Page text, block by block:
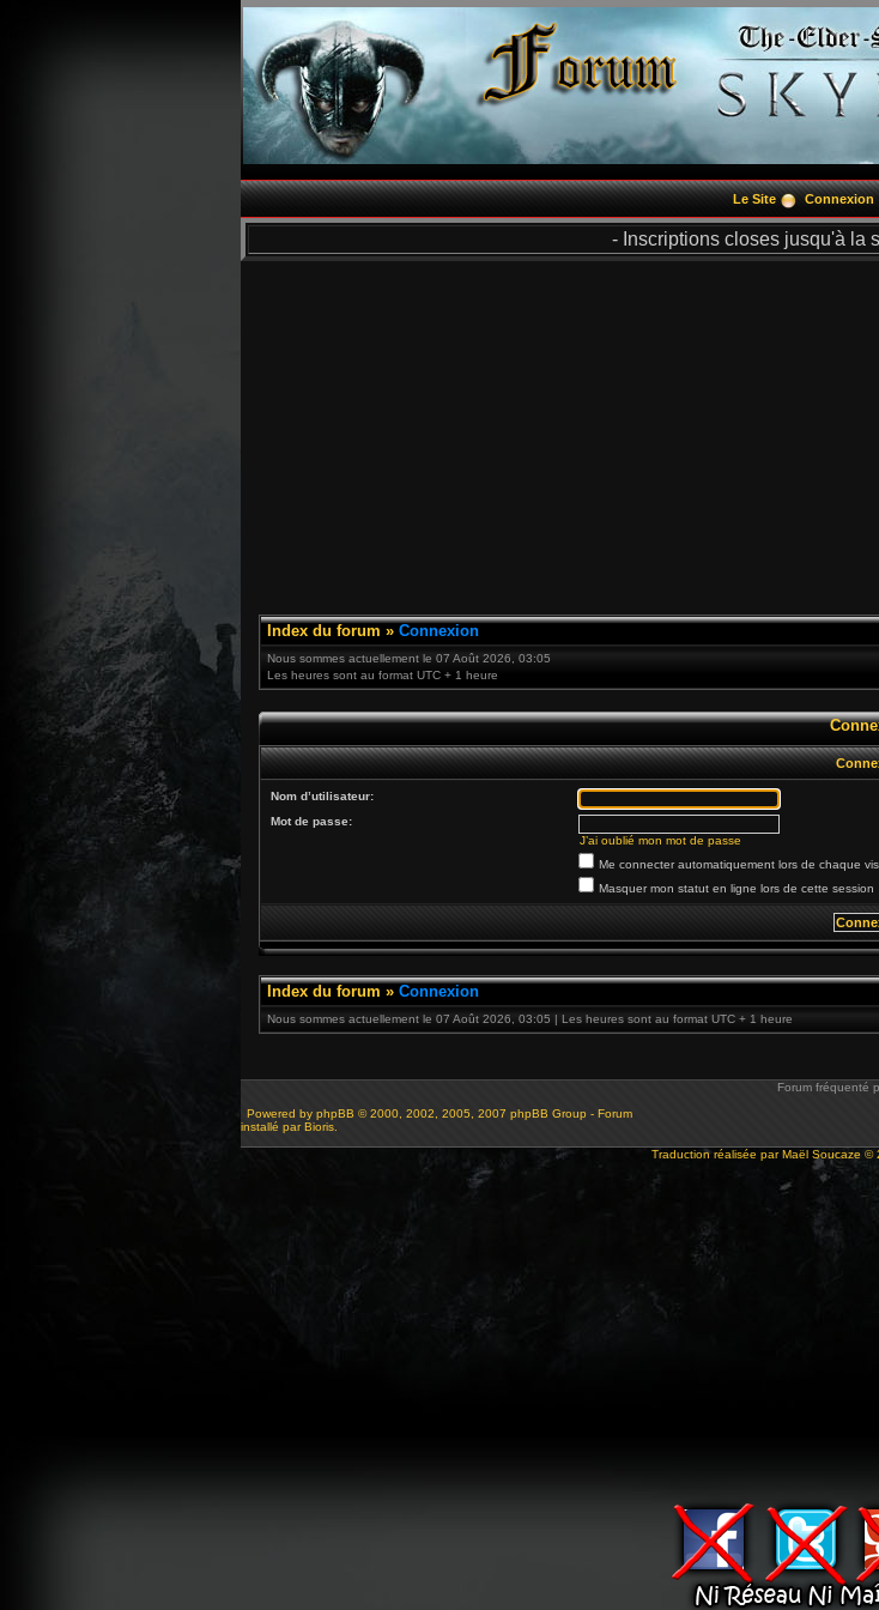
Le Site Connexion
- Inscriptions closes jusqu'à la
Index du forum » Connexion
Nous sommes actuellement le 07 Août 2026, 03:05
Les heures sont au format UTC + 1 heure
Nom d’utilisateur:
Mot de passe:
J’ai oublié mon mot de passe
Me connecter automatiquement lors de chaque
Masquer mon statut en ligne lors de cette session
Index du forum » Connexion
Nous sommes actuellement le 07 Août 2026, 03:05 | Les heures sont au format UTC + 1 heure
Forum fréquenté
Powered by phpBB © 2000, 2002, 2005, 2007 phpBB Group - Forum
installé par Bioris.
Traduction réalisée parMaël Soucaze ©